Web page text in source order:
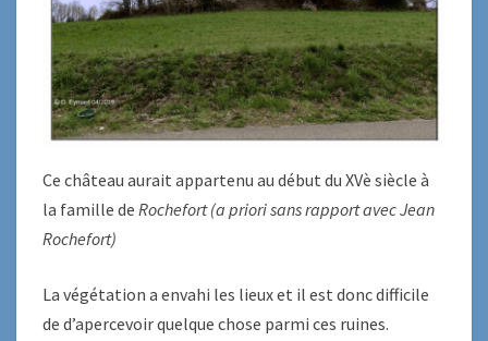
Ce château aurait appartenu au début du XVè siècle à
la famille de Rochefort(a priori sans rapport avec Jean
Rochefort)
La végétation a envahi les lieux et il est donc difficile
de d’apercevoir quelque chose parmi ces ruines.